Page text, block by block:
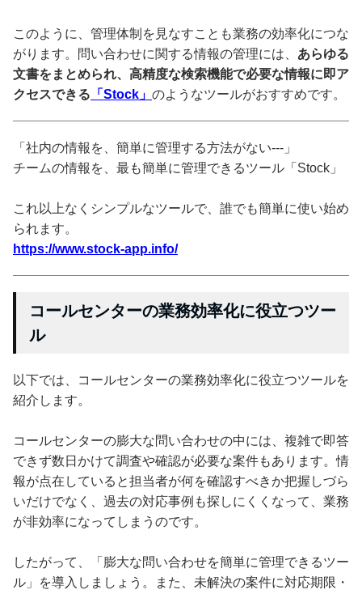
このように、管理体制を見なすことも業務の効率化につな
がります。問い合わせに関する情報の管理には、 あらゆる
文書をまとめられ、高精度な検索機能で必要な情報に即ア
クセスできる 「Stock」 のようなツールがおすすめです。
「社内の情報を、簡単に管理する方法がない---」
チームの情報を、最も簡単に管理できるツール「Stock」
これ以上なくシンプルなツールで、誰でも簡単に使い始め
られます。
https://www.stock-app.info/
コールセンターの業務効率化に役立つツー
ル
以下では、コールセンターの業務効率化に役立つツールを
紹介します。
コールセンターの膨大な問い合わせの中には、複雑で即答
できず数日かけて調査や確認が必要な案件もあります。情
報が点在していると担当者が何を確認すべきか把握しづら
いだけでなく、過去の対応事例も探しにくくなって、業務
が非効率になってしまうのです。
したがって、「膨大な問い合わせを簡単に管理できるツー
ル」を導入しましょう。また、未解決の案件に対応期限・